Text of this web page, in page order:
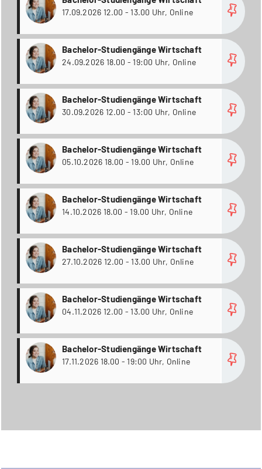
17.09.2026 12.00 - 13.00 Uhr, Online
Bachelor-Studiengänge Wirtschaft
24.09.2026 18.00 - 19:00 Uhr, Online
Bachelor-Studiengänge Wirtschaft
30.09.2026 12.00 - 13:00 Uhr, Online
Bachelor-Studiengänge Wirtschaft
05.10.2026 18.00 - 19.00 Uhr, Online
Bachelor-Studiengänge Wirtschaft
14.10.2026 18.00 - 19.00 Uhr, Online
Bachelor-Studiengänge Wirtschaft
27.10.2026 12.00 - 13.00 Uhr, Online
Bachelor-Studiengänge Wirtschaft
04.11.2026 12.00 - 13.00 Uhr, Online
Bachelor-Studiengänge Wirtschaft
17.11.2026 18.00 - 19:00 Uhr, Online